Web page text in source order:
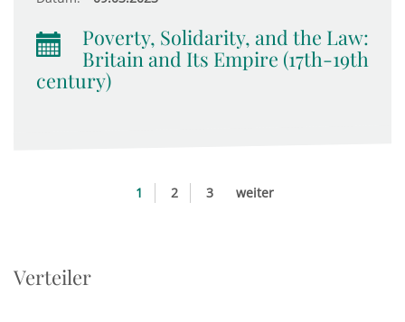
Poverty, Solidarity, and the Law:
Britain and Its Empire (17th-19th
century)
1 2 3 weiter
Verteiler